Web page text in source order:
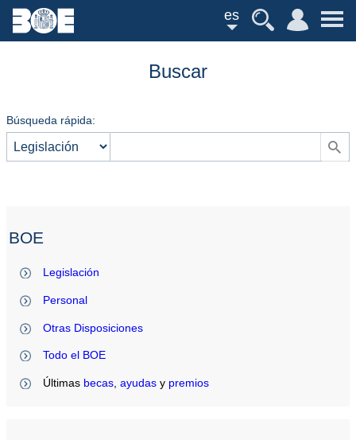
es
Buscar
Búsqueda rápida:
BOE
Legislación
Personal
Otras Disposiciones
Todo el BOE
Últimas becas ,ayudas y premios